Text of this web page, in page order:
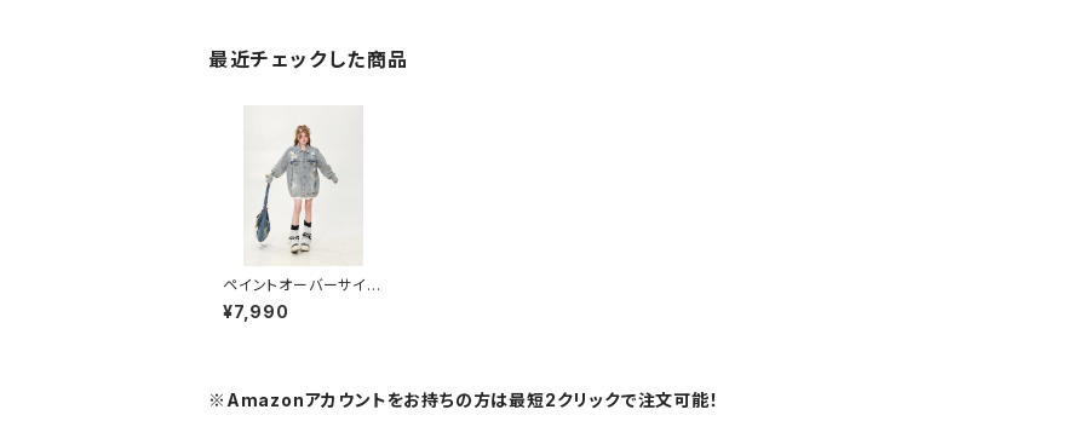
最近チェックした商品
ペイントオーバーサイズ
デニムジャケット 1013-
240905013
¥7,990
※Amazonアカウントをお持ちの方は最短2クリックで注文可能！